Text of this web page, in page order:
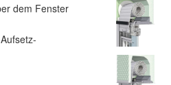
dem Fenster